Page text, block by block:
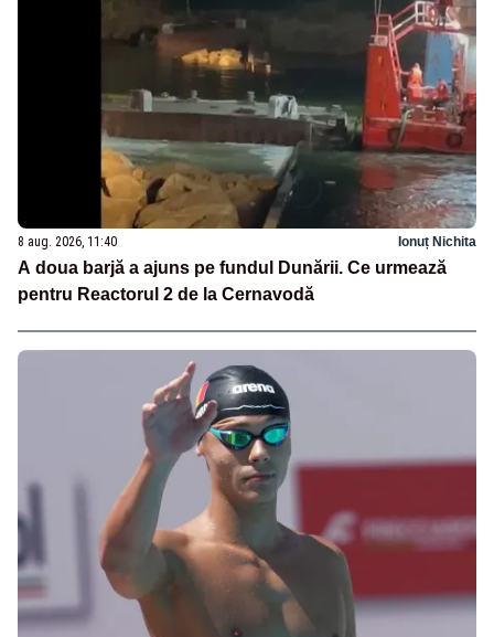
8 aug. 2026, 11:40 Ionuț Nichita
A doua barjă a ajuns pe fundul Dunării. Ce urmează
pentru Reactorul 2 de la Cernavodă